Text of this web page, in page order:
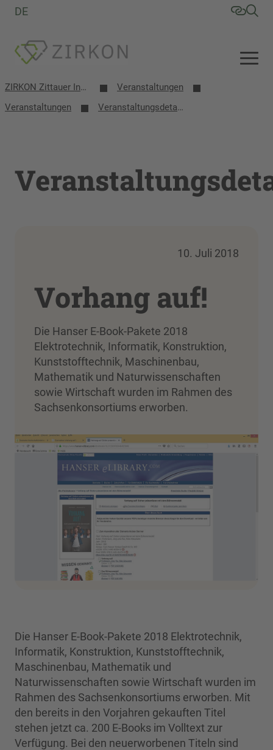
DE
ZIRKON Zittauer Institut für Verfahrensentwicklung, Kreislaufwirtschaft, Oberflächentechnik, Naturstoffforschung
Veranstaltungen
Veranstaltungen
Veranstaltungsdetails
10. Juli 2018
Vorhang auf!
Die Hanser E-Book-Pakete 2018
Elektrotechnik, Informatik, Konstruktion,
Kunststofftechnik, Maschinenbau,
Mathematik und Naturwissenschaften
sowie Wirtschaft wurden im Rahmen des
Sachsenkonsortiums erworben.
Die Hanser E-Book-Pakete 2018 Elektrotechnik,
Informatik, Konstruktion, Kunststofftechnik,
Maschinenbau, Mathematik und
Naturwissenschaften sowie Wirtschaft wurden im
Rahmen des Sachsenkonsortiums erworben. Mit
den bereits in den Vorjahren gekauften Titel
stehen jetzt ca. 200 E-Books im Volltext zur
Verfügung. Bei den neuerworbenen Titeln sind